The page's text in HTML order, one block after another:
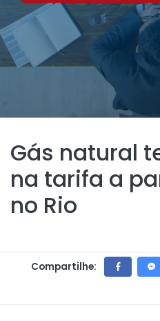
Gás natural
na tarifa a
no Rio
Compartilhe: